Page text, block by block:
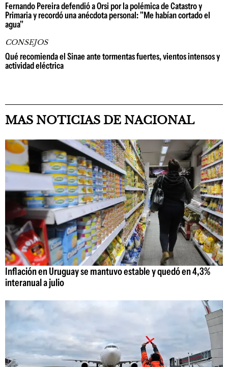
Fernando Pereira defendió a Orsi por la polémica de Catastro y
Primaria y recordó una anécdota personal: "Me habían cortado el
agua"
CONSEJOS
Qué recomienda el Sinae ante tormentas fuertes, vientos intensos y
actividad eléctrica
MAS NOTICIAS DE NACIONAL
Inflación en Uruguay se mantuvo estable y quedó en 4,3%
interanual a julio